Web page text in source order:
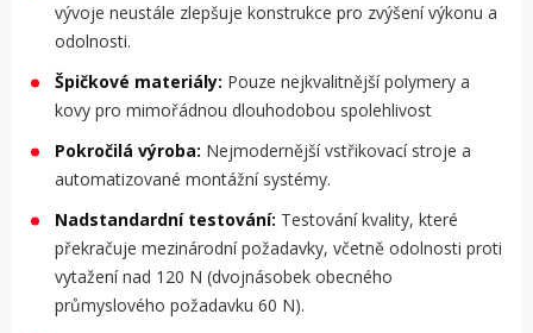
vývoje neustále zlepšuje konstrukce pro zvýšení výkonu a
odolnosti.
Špičkové materiály: Pouze nejkvalitnější polymery a
kovy pro mimořádnou dlouhodobou spolehlivost
Pokročilá výroba: Nejmodernější vstřikovací stroje a
automatizované montážní systémy.
Nadstandardní testování: Testování kvality, které
překračuje mezinárodní požadavky, včetně odolnosti proti
vytažení nad 120 N (dvojnásobek obecného
průmyslového požadavku 60 N).